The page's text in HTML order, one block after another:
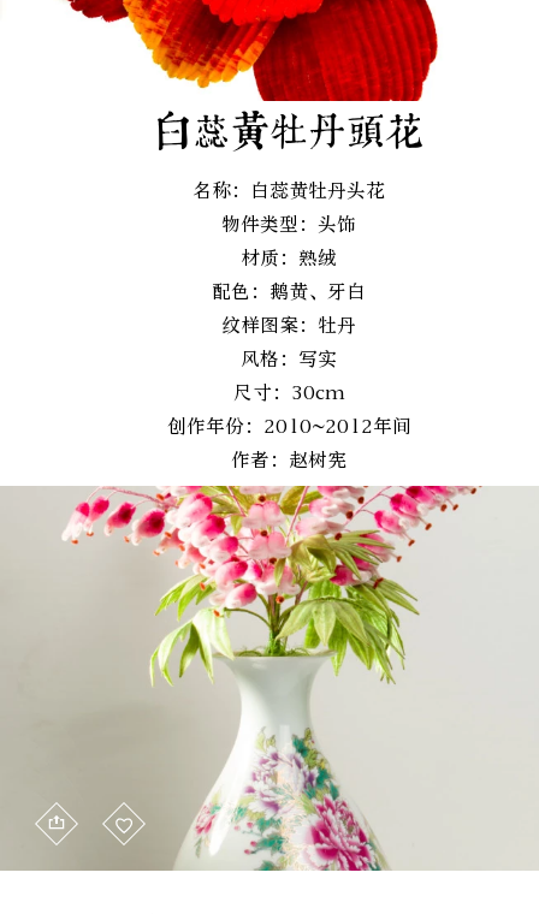
白蕊黄牡丹头花
名称：白蕊黄牡丹头花
物件类型：头饰
材质：熟绒
配色：鹅黄、牙白
纹样图案：牡丹
风格：写实
尺寸：30cm
创作年份：2010~2012年间
作者：赵树宪